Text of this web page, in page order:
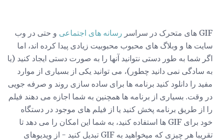
GIF های متحرک در سراسر رسانه های اجتماعی و حتی در وب
سایت ها و وبلاگ های محبوب محبوبیت زیادی پیدا کرده اند، اما
اگر شما به طور دستی نتوانید آنها را به صورت دستی ایجاد کنید (یا
به سادگی نمی دانید چطور)، می توانید یکی از بسیاری از موارد
مفید را دانلود کنید برنامه ها برای ساده سازی روند و صرفه جویی
در وقت. بسیاری از برنامه ها همچنین به شما اجازه می دهند فیلم
را از طریق برنامه پخش کنید یا از فیلم های موجود در دستگاه
خود برای GIF ها استفاده کنید، به شما این امکان را می دهد تا
تقریبا هر چیزی که میخواهید به GIF تبدیل کنید - از ویدیوهای